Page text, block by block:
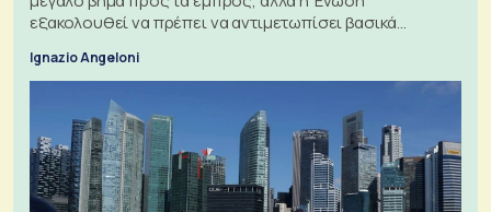
εξακολουθεί να πρέπει να αντιμετωπίσει βασικά
Ignazio Angeloni